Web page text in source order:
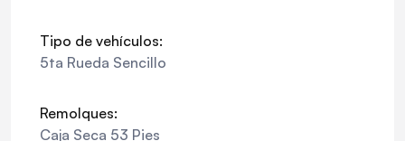
Tipo de vehículos:
5ta Rueda Sencillo
Remolques:
Caja Seca 53 Pies